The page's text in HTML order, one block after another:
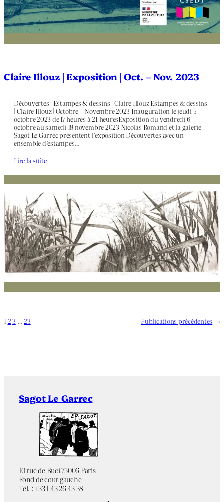
Claire Illouz | Exposition | Oct. – Nov. 2023
Découvertes | Estampes & dessins | Claire Illouz Estampes & dessins
| Claire Illouz | Octobre – Novembre 2023 Inauguration le jeudi 5
octobre 2023 de 17 heures à 21 heuresExposition du vendredi 6
octobre au samedi 18 novembre 2023 Nicolas Romand et la galerie
Sagot Le Garrec présentent l’exposition Découvertes avec un
ensemble d’estampes…
Lire la suite
123 …23 Publications précédentes →
Sagot Le Garrec
10 rue de Buci 75006 Paris
Fond de cour gauche
Tel. : +33 1 43 26 43 38